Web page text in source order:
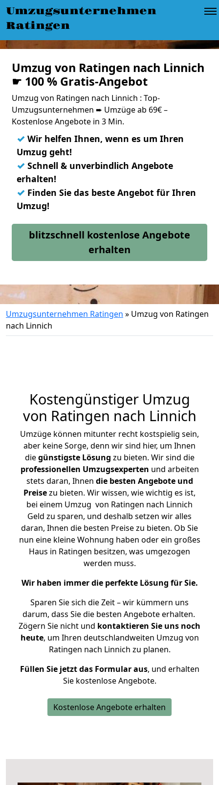
Umzugsunternehmen
Ratingen
Umzug von Ratingen nach Linnich
☛ 100 % Gratis-Angebot
Umzug von Ratingen nach Linnich : Top-
Umzugsunternehmen ➨ Umzüge ab 69€ –
Kostenlose Angebote in 3 Min.
✓ Wir helfen Ihnen, wenn es um Ihren
Umzug geht!
✓ Schnell & unverbindlich Angebote
erhalten!
✓ Finden Sie das beste Angebot für Ihren
Umzug!
blitzschnell kostenlose Angebote
erhalten
Umzugsunternehmen Ratingen » Umzug von Ratingen
nach Linnich
Kostengünstiger Umzug
von Ratingen nach Linnich
Umzüge können mitunter recht kostspielig sein,
aber keine Sorge, denn wir sind hier, um Ihnen
diegünstigste Lösung zu bieten. Wir sind die
professionellen Umzugsexperten und arbeiten
stets daran, Ihnen die besten Angebote und
Preisezu bieten. Wir wissen, wie wichtig es ist,
bei einem Umzug von Ratingen nach Linnich
Geld zu sparen, und deshalb setzen wir alles
daran, Ihnen die besten Preise zu bieten. Ob Sie
nun eine kleine Wohnung haben oder ein großes
Haus in Ratingen besitzen, was umgezogen
werden muss.
Wir haben immer die perfekte Lösung für Sie.
Sparen Sie sich die Zeit – wir kümmern uns
darum, dass Sie die besten Angebote erhalten.
Zögern Sie nicht und kontaktieren Sie uns noch
heute, um Ihren deutschlandweiten Umzug von
Ratingen nach Linnich zu planen.
Füllen Sie jetzt das Formular aus, und erhalten
Sie kostenlose Angebote.
Kostenlose Angebote erhalten